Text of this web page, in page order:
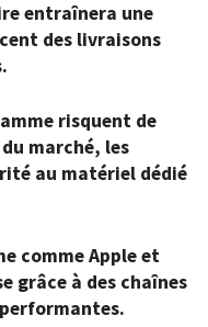
entraînera une
des livraisons
risquent de
marché, les
au matériel dédié
comme Apple et
grâce à des chaînes